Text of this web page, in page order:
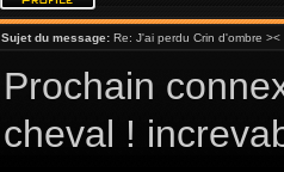
Sujet du message: Re: J'ai perdu Crin d'ombre ><
Prochain
cheval !